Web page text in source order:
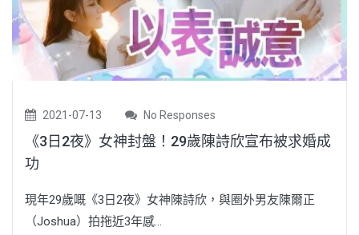
2021-07-13 No Responses
《3日2夜》女神封盤！29歲陳詩欣宣布被求婚成
功
現年29歲嘅《3日2夜》女神陳詩欣，與圈外男友陳爾正
（Joshua）拍拖近3年感...